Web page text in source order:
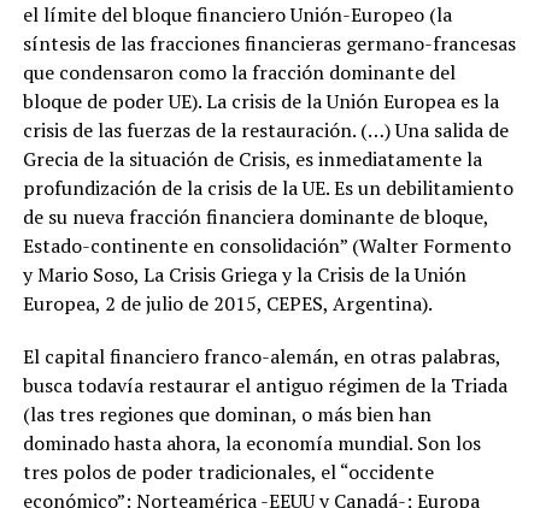
el límite del bloque financiero Unión-Europeo (la
síntesis de las fracciones financieras germano-francesas
que condensaron como la fracción dominante del
bloque de poder UE). La crisis de la Unión Europea es la
crisis de las fuerzas de la restauración. (…) Una salida de
Grecia de la situación de Crisis, es inmediatamente la
profundización de la crisis de la UE. Es un debilitamiento
de su nueva fracción financiera dominante de bloque,
Estado-continente en consolidación” (Walter Formento
y Mario Soso, La Crisis Griega y la Crisis de la Unión
Europea, 2 de julio de 2015, CEPES, Argentina).
El capital financiero franco-alemán, en otras palabras,
busca todavía restaurar el antiguo régimen de la Triada
(las tres regiones que dominan, o más bien han
dominado hasta ahora, la economía mundial. Son los
tres polos de poder tradicionales, el “occidente
económico”: Norteamérica -EEUU y Canadá-; Europa